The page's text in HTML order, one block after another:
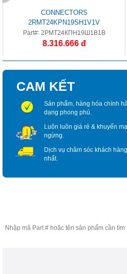
CONNECTORS
2RMT24KPN19SH1V1V
Part#: 2РМТ24КПН19Ш1В1В
8.316.666 đ
CAM KẾT
Sản phẩm, hàng hóa chính
dạng phong phú.
Luôn luôn giá rẻ & khuyến
ngừng.
Dịch vụ chăm sóc khách
nhất.